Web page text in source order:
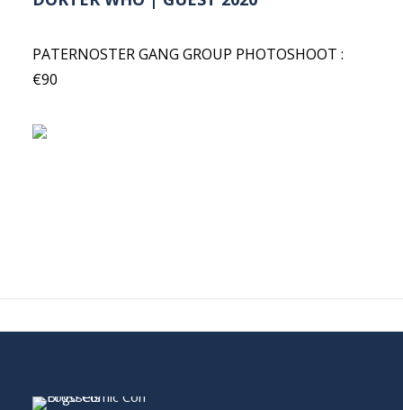
PATERNOSTER GANG GROUP PHOTOSHOOT :
€90